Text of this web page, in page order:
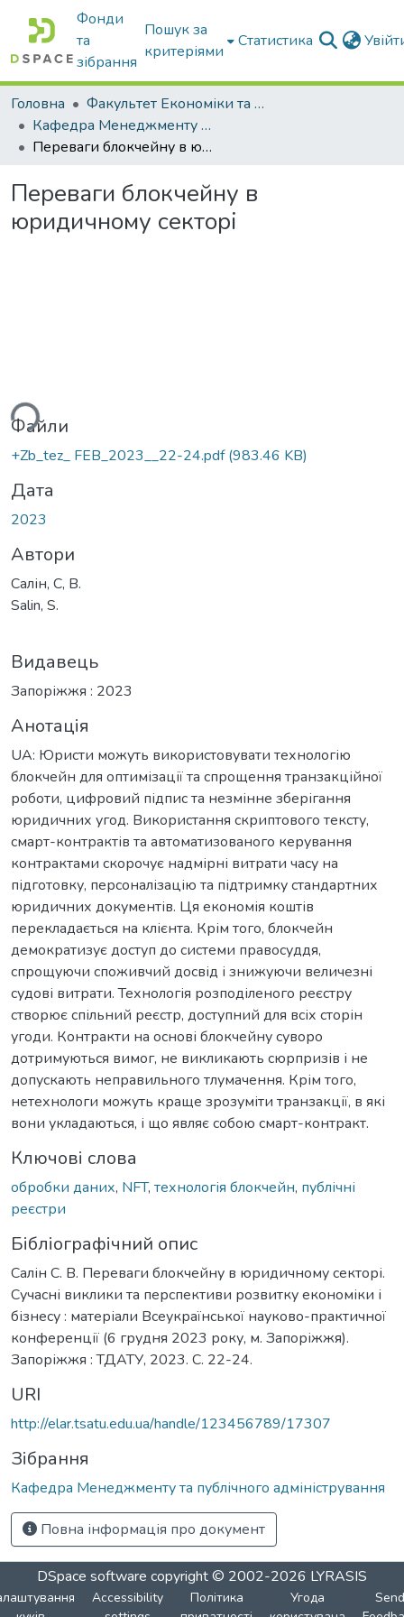
Фонди
та
зібрання
Пошук за
критеріями
Статистика
Головна
Факультет Економіки та бізнесу
Кафедра Менеджменту та публічного адміністрування
Переваги блокчейну в юридичному секторі
Переваги блокчейну в
юридичному секторі
Файли
+Zb_tez_ FEB_2023__22-24.pdf(983.46 KB)
Дата
2023
Автори
Салін, С, В.
Salin, S.
Видавець
Запоріжжя : 2023
Анотація
UA: Юристи можуть використовувати технологію
блокчейн для оптимізації та спрощення транзакційної
роботи, цифровий підпис та незмінне зберігання
юридичних угод. Використання скриптового тексту,
смарт-контрактів та автоматизованого керування
контрактами скорочує надмірні витрати часу на
підготовку, персоналізацію та підтримку стандартних
юридичних документів. Ця економія коштів
перекладається на клієнта. Крім того, блокчейн
демократизує доступ до системи правосуддя,
спрощуючи споживчий досвід і знижуючи величезні
судові витрати. Технологія розподіленого реєстру
створює спільний реєстр, доступний для всіх сторін
угоди. Контракти на основі блокчейну суворо
дотримуються вимог, не викликають сюрпризів і не
допускають неправильного тлумачення. Крім того,
нетехнологи можуть краще зрозуміти транзакції, в які
вони укладаються, і що являє собою смарт-контракт.
Ключові слова
обробки даних, NFT, технологія блокчейн, публічні
реєстри
Бібліографічний опис
Салін С. В. Переваги блокчейну в юридичному секторі.
Сучасні виклики та перспективи розвитку економіки і
бізнесу : матеріали Всеукраїнської науково-практичної
конференції (6 грудня 2023 року, м. Запоріжжя).
Запоріжжя : ТДАТУ, 2023. С. 22-24.
URI
http://elar.tsatu.edu.ua/handle/123456789/17307
Зібрання
Кафедра Менеджменту та публічного адміністрування
Повна інформація про документ
DSpace software copyright © 2002-2026 LYRASIS
Accessibility
Політика
Угода
Send